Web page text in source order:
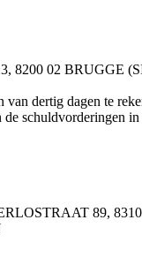
02 BRUGGE
dertig dagen te
89,